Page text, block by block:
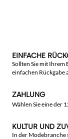
EINFACHE
Sollten Sie mit Ihrem
einfachen Rückgabe
ZAHLUNG
Wählen Sie eine der
KULTUR UND
In der Modebranche